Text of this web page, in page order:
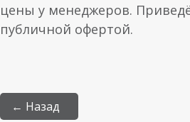
цены у менеджеров.
публичной офертой.
← Назад